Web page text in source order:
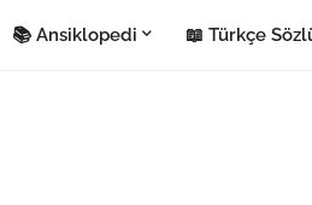
📚 Ansiklopedi 📖 Türkçe